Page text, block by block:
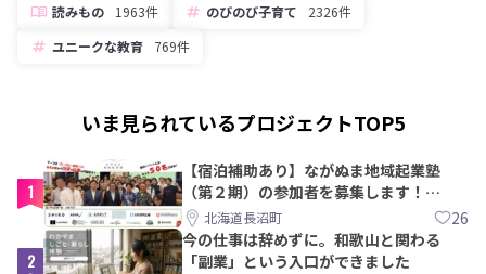
読みもの 1963件 のびのび子育て
2326件
ユニークな教育
769件
いま見られているプロジェクトTOP5
1
【宿泊補助あり】ながぬま地域起業塾
（第２期）の参加者を募集します！
【8/21〆】
北海道長沼町 26
2
今の仕事は辞めずに。和歌山と関わる
「副業」という入口ができました